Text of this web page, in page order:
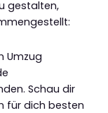
gestalten,
Umzug
Schau dir
für dich besten